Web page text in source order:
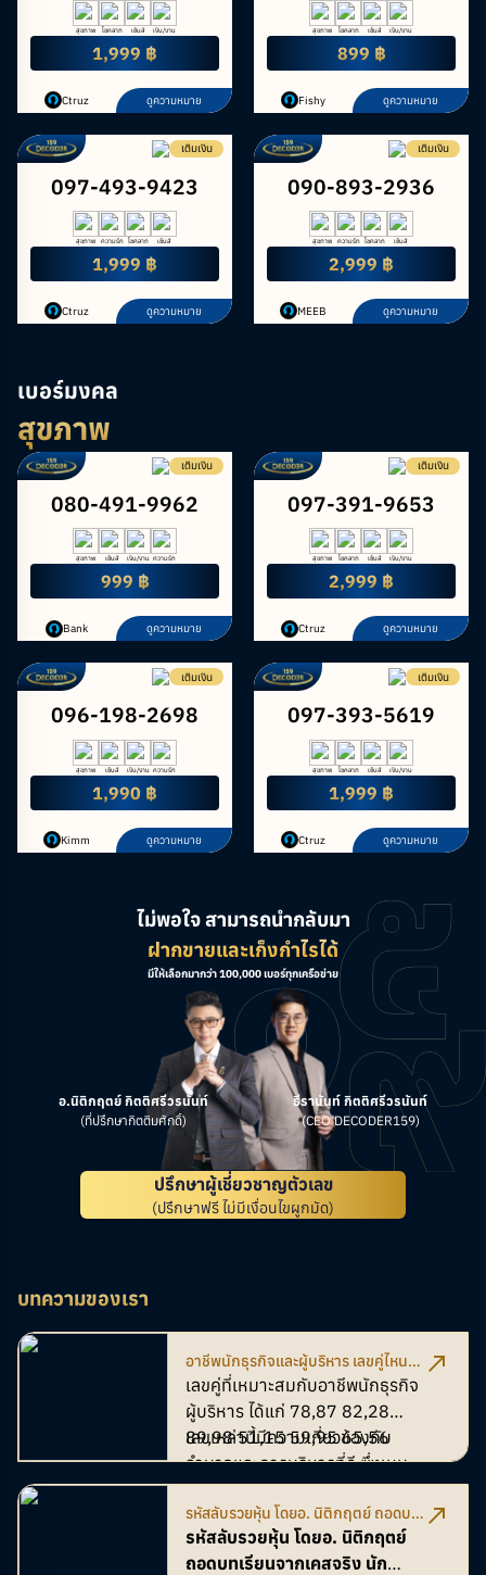
สุขภาพ โชคลาภ เซ้นส์ เงิน/งาน
1,999 ฿
Ctruz ดูความหมาย
สุขภาพ โชคลาภ เซ้นส์ เงิน/งาน
899 ฿
Fishy ดูความหมาย
เติมเงิน
097-493-9423
สุขภาพ ความรัก โชคลาภ เซ้นส์
1,999 ฿
Ctruz ดูความหมาย
เติมเงิน
090-893-2936
สุขภาพ ความรัก โชคลาภ เซ้นส์
2,999 ฿
MEEB ดูความหมาย
เบอร์มงคล
สุขภาพ
เติมเงิน
080-491-9962
สุขภาพ เซ้นส์ เงิน/งาน ความรัก
999 ฿
Bank ดูความหมาย
เติมเงิน
097-391-9653
สุขภาพ โชคลาภ เซ้นส์ เงิน/งาน
2,999 ฿
Ctruz ดูความหมาย
เติมเงิน
096-198-2698
สุขภาพ เซ้นส์ เงิน/งาน ความรัก
1,990 ฿
Kimm ดูความหมาย
เติมเงิน
097-393-5619
สุขภาพ โชคลาภ เซ้นส์ เงิน/งาน
1,999 ฿
Ctruz ดูความหมาย
ไม่พอใจ สามารถนำกลับมา
ฝากขายและเก็งกำไรได้
มีให้เลือกมากว่า 100,000 เบอร์ทุกเครือข่าย
ธีรานันท์ กิตติศรีวรนันท์
(CEO DECODER159)
อ.นิติกฤตย์ กิตติศรีวรนันท์
(ที่ปรึกษากิตติมศักดิ์)
ปรึกษาผู้เชี่ยวชาญตัวเลข
(ปรึกษาฟรี ไม่มีเงื่อนไขผูกมัด)
บทความของเรา
อาชีพนักธุรกิจและผู้บริหาร เลขคู่ไหนที่
เหมาะสม ส่งเสริมความเป็นผู้นำ
เลขคู่ที่เหมาะสมกับอาชีพนักธุรกิจ
ผู้บริหาร ได้แก่ 78,87 82,28
89,98 51,15 59,95 65,56
เลขเหล่านี้มีความเกี่ยวข้องกับ
อำนาจและการบริหารที่ดี ซึ่งเหมาะ
สำหรับนักธุรกิจผู้บริหารที่ต้องการ
ใช้ความคิดและการวางแผนในการ
ทำงาน
รหัสลับรวยหุ้น โดยอ. นิติกฤตย์ ถอดบท
เรียนจากเคสจริง นักลงทุน-โบรกเกอร์
พลิกพอร์ตด้วยเลขมงคล
รหัสลับรวยหุ้น โดยอ. นิติกฤตย์
ถอดบทเรียนจากเคสจริง นัก